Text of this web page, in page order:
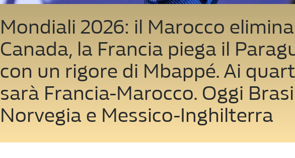
Mondiali 2026: il Marocco
Canada, la Francia piega il
con un rigore di Mbappé. Ai
sarà Francia-Marocco. Oggi
Norvegia e Messico-Inghilterra